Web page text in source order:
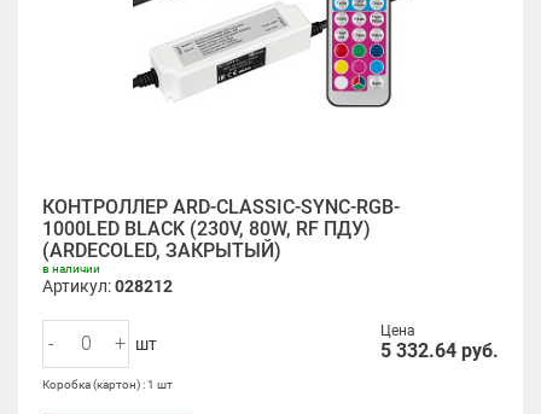
КОНТРОЛЛЕР ARD-CLASSIC-SYNC-RGB-
1000LED BLACK (230V, 80W, RF ПДУ)
(ARDECOLED, ЗАКРЫТЫЙ)
в наличии
Артикул:028212
Цена
5 332.64 руб.
- + шт
Коробка (картон) : 1 шт